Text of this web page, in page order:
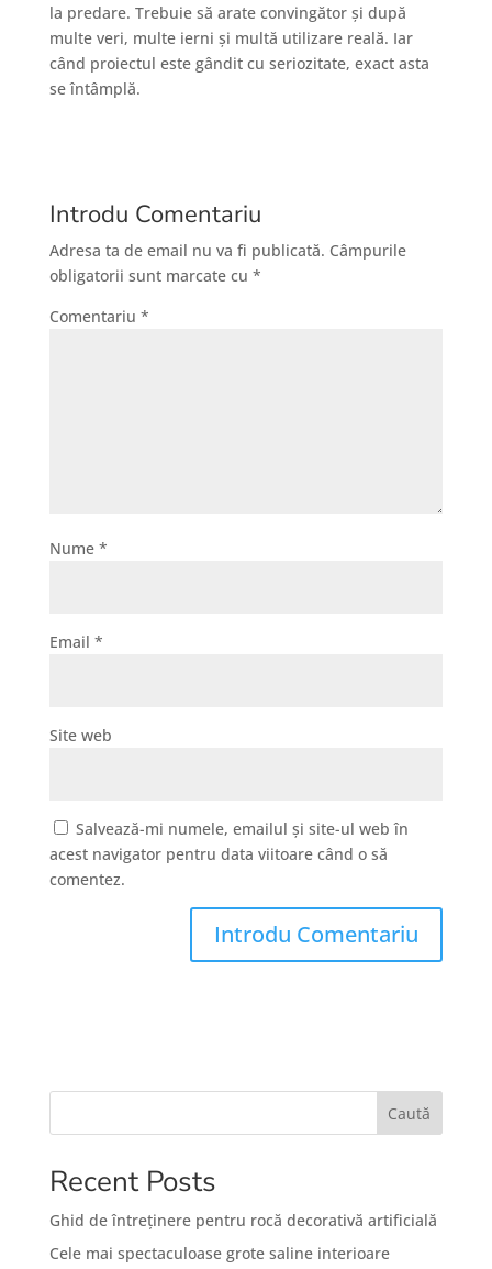
la predare. Trebuie să arate convingător și după
multe veri, multe ierni și multă utilizare reală. Iar
când proiectul este gândit cu seriozitate, exact asta
se întâmplă.
Introdu Comentariu
Adresa ta de email nu va fi publicată. Câmpurile
obligatorii sunt marcate cu *
Comentariu *
Nume *
Email *
Site web
Salvează-mi numele, emailul și site-ul web în
acest navigator pentru data viitoare când o să
comentez.
Caută
Recent Posts
Ghid de întreținere pentru rocă decorativă artificială
Cele mai spectaculoase grote saline interioare